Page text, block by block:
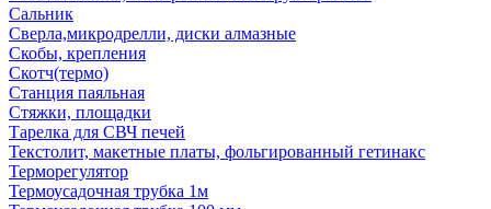
Сальник
Сверла,микродрелли, диски алмазные
Скобы, крепления
Скотч(термо)
Станция паяльная
Стяжки, площадки
Тарелка для СВЧ печей
Текстолит, макетные платы, фольгированный гетинакс
Терморегулятор
Термоусадочная трубка 1м